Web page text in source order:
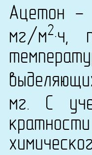
Ацетон -
мг/м2·ч,
мг. С